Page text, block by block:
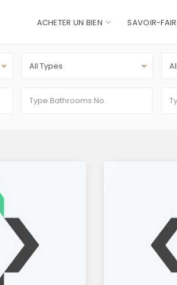
ACHETER UN BIEN SAVOIR-
All Types